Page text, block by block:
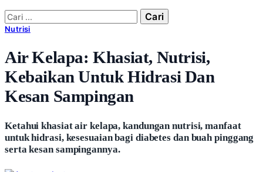
Cari:
Nutrisi
Air Kelapa: Khasiat, Nutrisi,
Kebaikan Untuk Hidrasi Dan
Kesan Sampingan
Ketahui khasiat air kelapa, kandungan nutrisi, manfaat
untuk hidrasi, kesesuaian bagi diabetes dan buah pinggang
serta kesan sampingannya.